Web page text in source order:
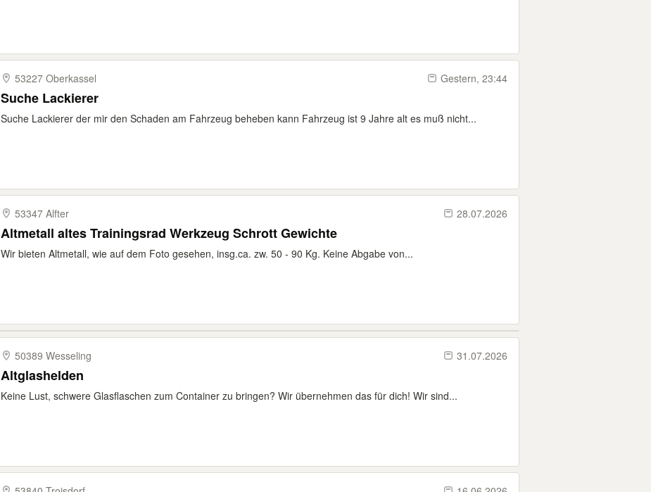
53227 Oberkassel Gestern, 23:44
Suche Lackierer
Suche Lackierer der mir den Schaden am Fahrzeug beheben kann Fahrzeug ist 9 Jahre alt es muß nicht...
53347 Alfter 28.07.2026
Altmetall altes Trainingsrad Werkzeug Schrott Gewichte
Wir bieten Altmetall, wie auf dem Foto gesehen, insg.ca. zw. 50 - 90 Kg. Keine Abgabe von...
50389 Wesseling 31.07.2026
Altglashelden
Keine Lust, schwere Glasflaschen zum Container zu bringen? Wir übernehmen das für dich! Wir sind...